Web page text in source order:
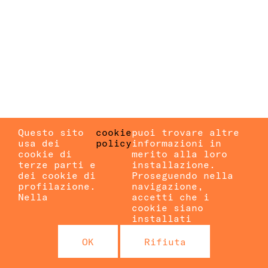
Questo sito
usa dei
cookie di
terze parti e
dei cookie di
profilazione.
Nella
cookie
policy
puoi trovare altre
informazioni in
merito alla loro
installazione.
Proseguendo nella
navigazione,
accetti che i
cookie siano
installati
OK Rifiuta